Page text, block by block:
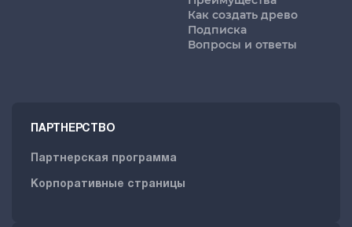
Как создать древо
Подписка
Вопросы и ответы
ПАРТНЕРСТВО
Партнерская программа
Корпоративные страницы